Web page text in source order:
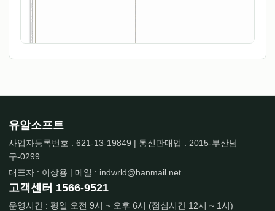
유알소프트
사업자등록번호 : 621-13-19849 | 통신판매업 : 2015-부산남
구-0299
대표자 : 이상용 | 메일 : indwrld@hanmail.net
고객센터 1566-9521
운영시간 : 평일 오전 9시 ~ 오후 6시 (점심시간 12시 ~ 1시)